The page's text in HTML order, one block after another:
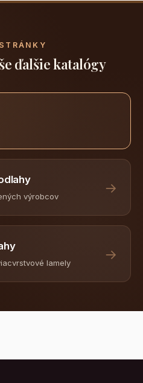
ďalšie katalógy
výrobcov
→
lamely
→